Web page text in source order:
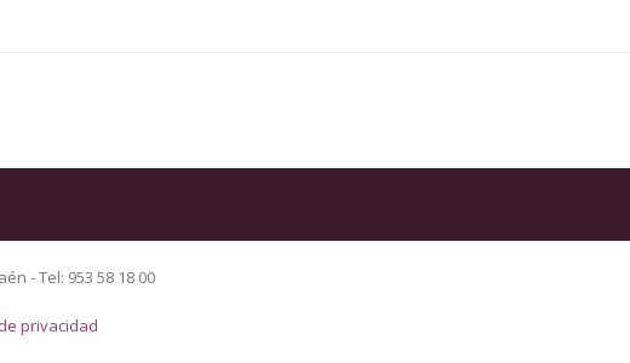
- Tel: 953 58 18 00
privacidad